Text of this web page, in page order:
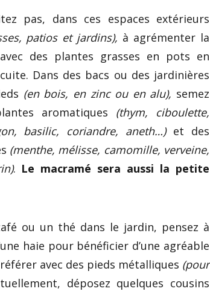
pas, dans ces espaces extérieurs
patios et jardins), à agrémenter la
des plantes grasses en pots en
Dans des bacs ou des jardinières
(en bois, en zinc ou en alu), semez
aromatiques (thym, ciboulette,
basilic, coriandre, aneth…)et des
(menthe, mélisse, camomille, verveine,
. Le macramé sera aussi la petite
ou un thé dans le jardin, pensez à
haie pour bénéficier d’une agréable
avec des pieds métalliques (pour
déposez quelques cousins